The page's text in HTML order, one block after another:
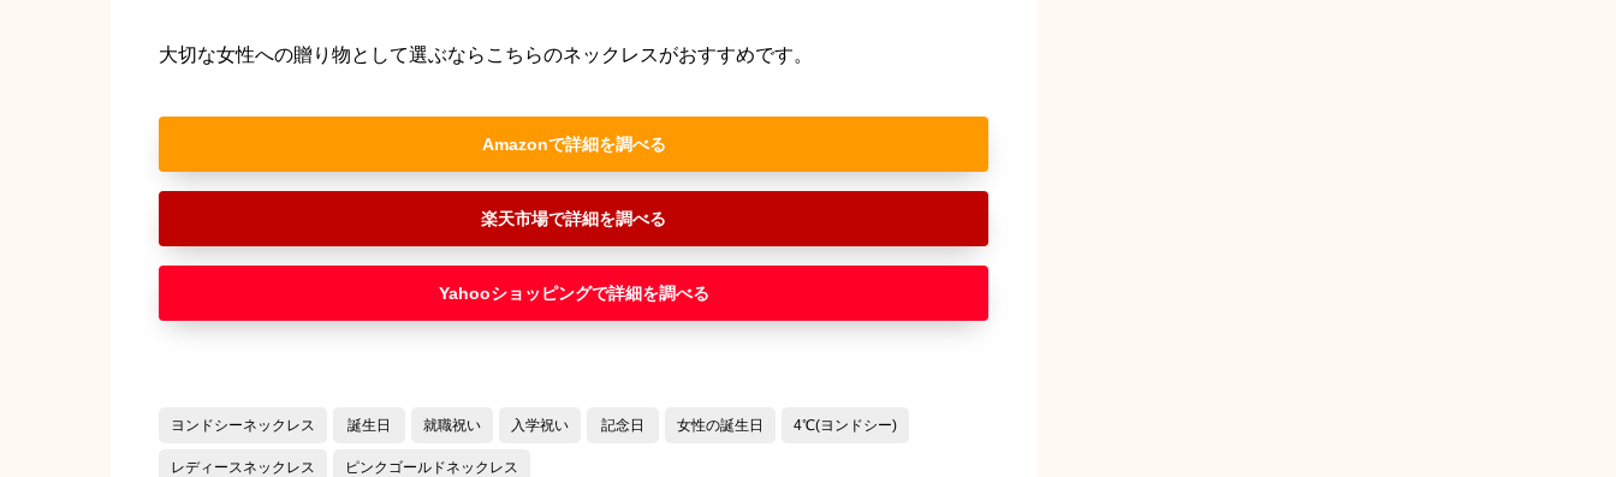
大切な女性への贈り物として選ぶならこちらのネックレスがおすすめです。
Amazon
楽天市場
Yahooショッピング
ヨンドシーネックレス 誕生日 就職祝い 入学祝い 記念日 女性の誕生日 4℃(ヨンドシー)
レディースネックレス ピンクゴールドネックレス